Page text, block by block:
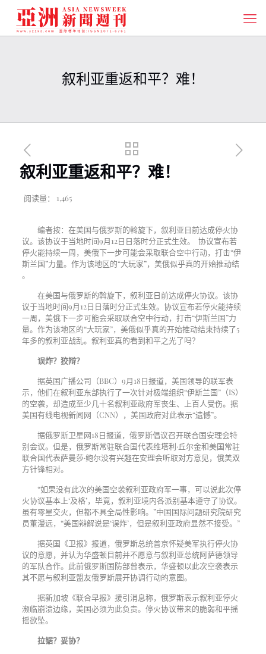
叙利亚重返和平？难！
叙利亚重返和平？难！
阅读量： 1,465
编者按： 在美国与俄罗斯的斡旋下，叙利亚日前达成停火协
议。该协议于当地时间9月12日日落时分正式生效。 协议宣布若
停火能持续一周，美俄下一步可能会采取联合空中行动，打击“伊
斯兰国”力量。作为该地区的“大玩家”，美俄似乎真的开始推动结
。
在美国与俄罗斯的斡旋下，叙利亚日前达成停火协议。该协
议于当地时间9月12日日落时分正式生效。协议宣布若停火能持续
一周，美俄下一步可能会采取联合空中行动，打击“伊斯兰国”力
量。作为该地区的“大玩家”，美俄似乎真的开始推动结束持续了5
年多的叙利亚战乱。叙利亚真的看到和平之光了吗？
误炸？狡辩？
据英国广播公司（BBC） 9月18日报道，美国领导的联军表
示，他们在叙利亚东部执行了一次针对极端组织“伊斯兰国”（IS）
的空袭，却造成至少几十名叙利亚政府军丧生、上百人受伤。据
美国有线电视新闻网（CNN），美国政府对此表示“遗憾”。
据俄罗斯卫星网18日报道，俄罗斯倡议召开联合国安理会特
别会议。但是，俄罗斯常驻联合国代表维塔利·丘尔金和美国常驻
联合国代表萨曼莎·鲍尔没有兴趣在安理会听取对方意见，俄美双
方针锋相对。
“如果没有此次的美国空袭叙利亚政府军一事，可以说此次停
火协议基本上‘及格’，毕竟，叙利亚境内各派别基本遵守了协议。
虽有零星交火，但都不具全局性影响。”中国国际问题研究院研究
员董漫远，“美国辩解说是‘误炸’，但是叙利亚政府显然不接受。”
据英国《卫报》报道，俄罗斯总统普京怀疑美军执行停火协
议的意愿，并认为华盛顿目前并不愿意与叙利亚总统阿萨德领导
的军队合作。此前俄罗斯国防部曾表示，华盛顿以此次空袭表示
其不愿与叙利亚盟友俄罗斯展开协调行动的意图。
据新加坡《联合早报》援引消息称，俄罗斯表示叙利亚停火
濒临崩溃边缘，美国必须为此负责。停火协议带来的脆弱和平摇
摇欲坠。
拉锯？妥协？